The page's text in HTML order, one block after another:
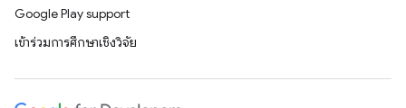
Google Play support
เข้าร่วมการศึกษาเชิงวิจัย